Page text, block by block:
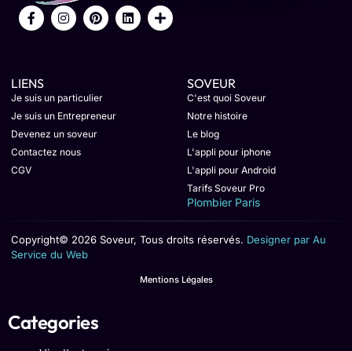
LIENS
Je suis un particulier
Je suis un Entrepreneur
Devenez un soveur
Contactez nous
CGV
SOVEUR
C'est quoi Soveur
Notre histoire
Le blog
L'appli pour iphone
L'appli pour Android
Tarifs Soveur Pro
Plombier Paris
Copyright© 2026 Soveur, Tous droits réservés. Designer par Au
Service du Web
Mentions Légales
Categories